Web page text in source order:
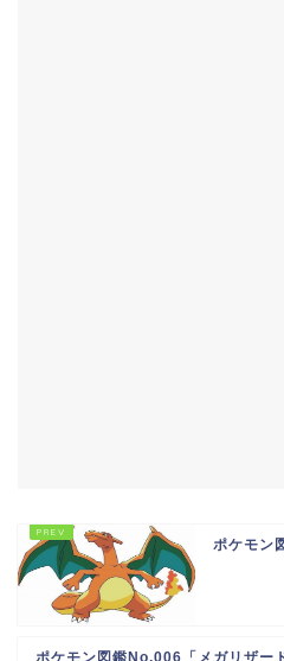
ポケモン
ポケモン図鑑No.006「メガリザー